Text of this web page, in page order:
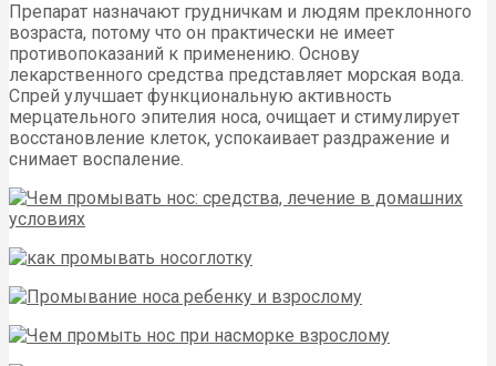
Препарат назначают грудничкам и людям преклонного
возраста, потому что он практически не имеет
противопоказаний к применению. Основу
лекарственного средства представляет морская вода.
Спрей улучшает функциональную активность
мерцательного эпителия носа, очищает и стимулирует
восстановление клеток, успокаивает раздражение и
снимает воспаление.